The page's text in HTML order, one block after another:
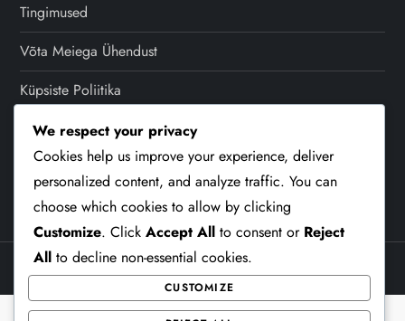
a
g
i
n
Tingimused
Võta Meiega Ühendust
Küpsiste Poliitika
Sinu Privaatsus
Kes Me Oleme
Theme Cube Blog byKantipur Themes
We respect your privacy
Cookies help us improve your experience, deliver
personalized content, and analyze traffic. You can
choose which cookies to allow by clicking
Customize. Click Accept All to consent or Reject
All to decline non-essential cookies.
CUSTOMIZE